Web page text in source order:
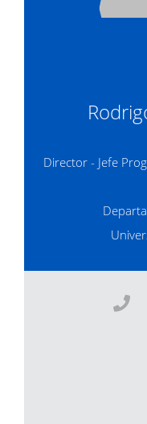
Director - Jefe